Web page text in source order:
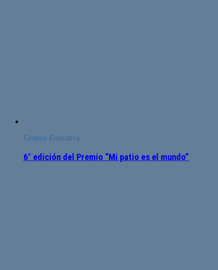
Gestión Educativa
6° edición del Premio “Mi patio es el mundo”